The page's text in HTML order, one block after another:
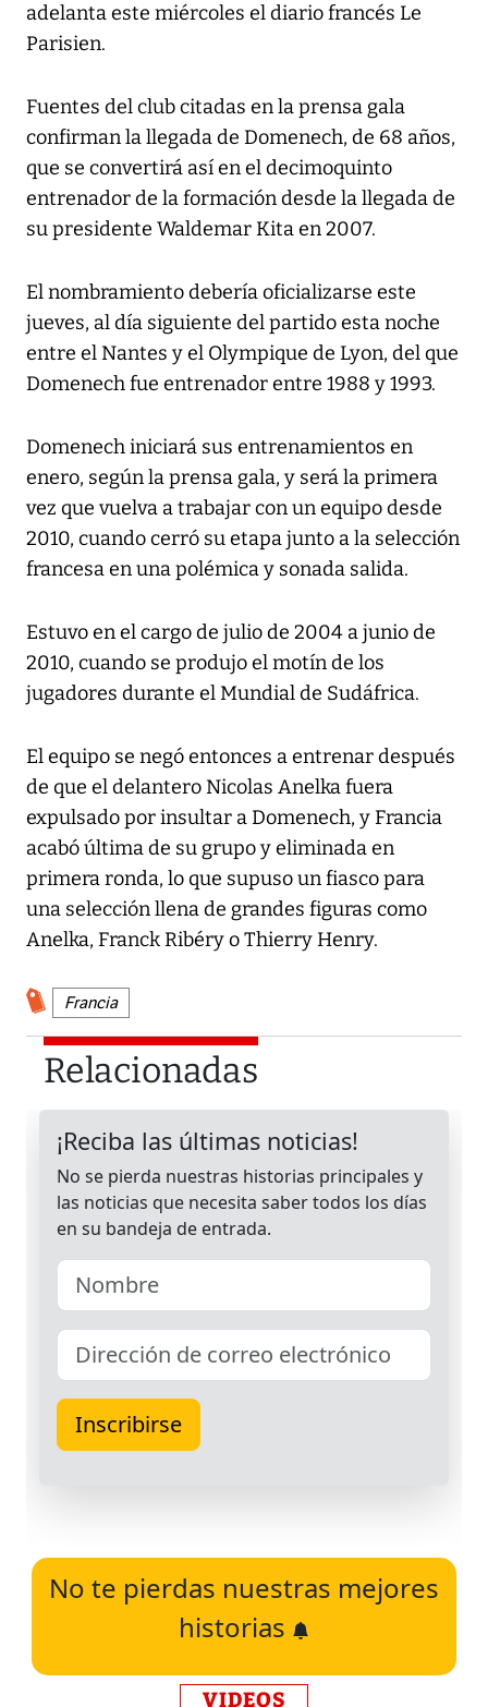
adelanta este miércoles el diario francés Le
Parisien.
Fuentes del club citadas en la prensa gala
confirman la llegada de Domenech, de 68 años,
que se convertirá así en el decimoquinto
entrenador de la formación desde la llegada de
su presidente Waldemar Kita en 2007.
El nombramiento debería oficializarse este
jueves, al día siguiente del partido esta noche
entre el Nantes y el Olympique de Lyon, del que
Domenech fue entrenador entre 1988 y 1993.
Domenech iniciará sus entrenamientos en
enero, según la prensa gala, y será la primera
vez que vuelva a trabajar con un equipo desde
2010, cuando cerró su etapa junto a la selección
francesa en una polémica y sonada salida.
Estuvo en el cargo de julio de 2004 a junio de
2010, cuando se produjo el motín de los
jugadores durante el Mundial de Sudáfrica.
El equipo se negó entonces a entrenar después
de que el delantero Nicolas Anelka fuera
expulsado por insultar a Domenech, y Francia
acabó última de su grupo y eliminada en
primera ronda, lo que supuso un fiasco para
una selección llena de grandes figuras como
Anelka, Franck Ribéry o Thierry Henry.
Francia
Relacionadas
No te pierdas nuestras mejores
historias
VIDEOS